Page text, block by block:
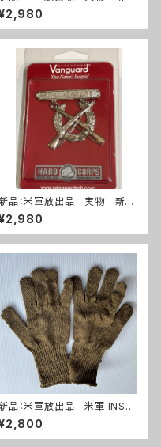
ライフルマークスマン 勲
(A286)
品：米軍放出品 実物 新
ライフルエキスパート 勲
(A285)
品：米軍放出品 米軍 INSER
TYPE II ウールニット グロー
手袋 コヨーテ(A0272)